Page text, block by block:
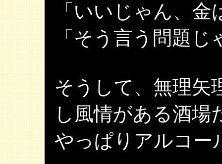
「いいじゃん、
「そう言う問題じ
そうして、無理矢
し風情がある酒場
やっぱりアルコー